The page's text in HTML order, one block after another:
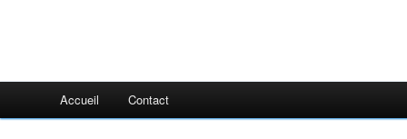
Accueil Contact